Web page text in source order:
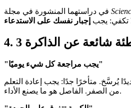
تكفي: يجب إجبار نفسك على الاستدعاء
4. شائعة عن الذاكرة
"يجب مراجعة كل شيء يوميًا"
يُرسَّخ. متأخرًا جدًا: يجب إعادة التعلم
من الصفر. الفاصل هو ما يصنع الأداء.